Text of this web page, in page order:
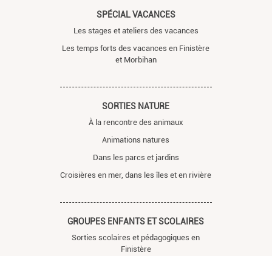
SPÉCIAL VACANCES
Les stages et ateliers des vacances
Les temps forts des vacances en Finistère
et Morbihan
SORTIES NATURE
À la rencontre des animaux
Animations natures
Dans les parcs et jardins
Croisières en mer, dans les îles et en rivière
GROUPES ENFANTS ET SCOLAIRES
Sorties scolaires et pédagogiques en
Finistère